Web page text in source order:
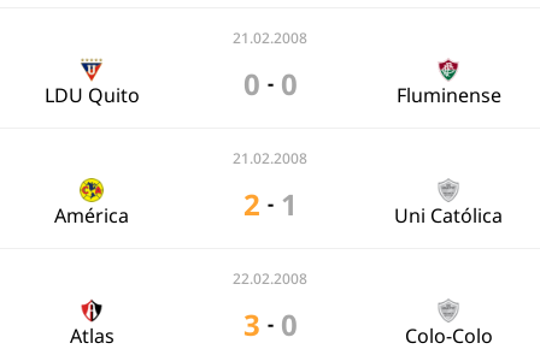
21.02.2008
LDU Quito 0 - 0 Fluminense
21.02.2008
América 2 - 1 Uni Católica
22.02.2008
Atlas 3 - 0 Colo-Colo